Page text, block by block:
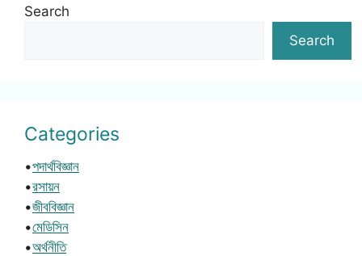
Search
Search
Categories
•পদার্থবিজ্ঞান
•রসায়ন
•জীববিজ্ঞান
•মেডিসিন
•অর্থনীতি